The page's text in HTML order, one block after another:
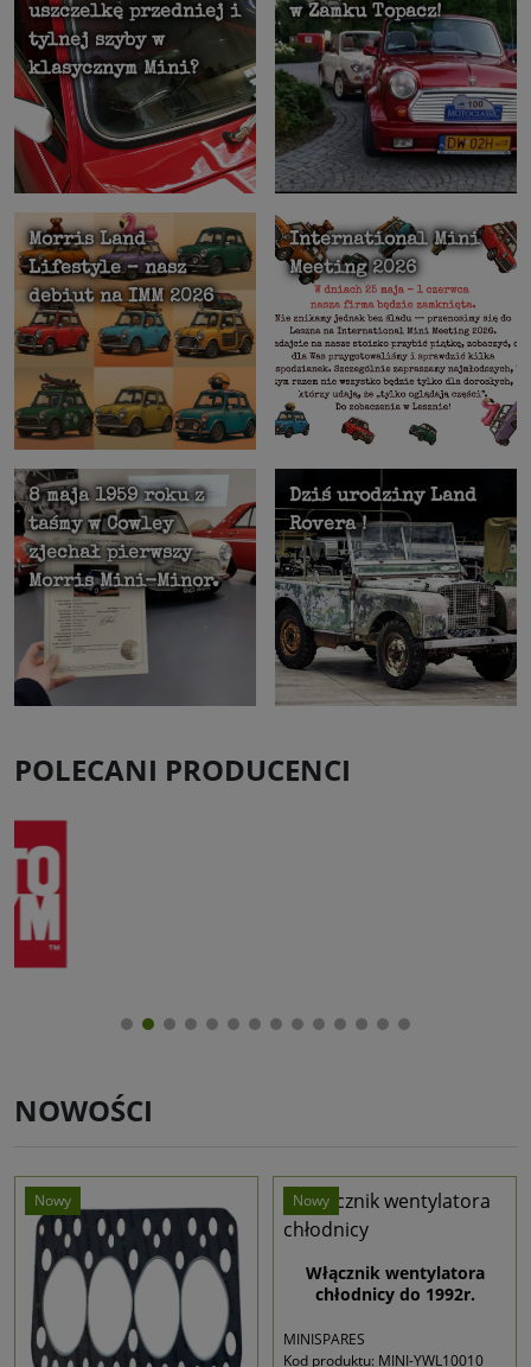
uszczelkę przedniej i
tylnej szyby w
klasycznym Mini?
w Zamku Topacz!
Morris Land
Lifestyle – nasz
debiut na IMM 2026
International Mini
Meeting 2026
8 maja 1959 roku z
taśmy w Cowley
zjechał pierwszy
Morris Mini-Minor.
Dziś urodziny Land
Rovera !
POLECANI PRODUCENCI
NOWOŚCI
Nowy Nowy
Włącznik wentylatora
chłodnicy do 1992r.
MINISPARES
Kod produktu: MINI-YWL10010